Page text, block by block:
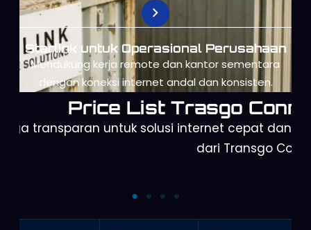
Starlink untuk Operasional Perusahaan
Mendukung kerja remote dan kantor sementara
dengan koneksi internet andal dan konsisten.
Price List Trasgo
transparan untuk solusi internet cepat dan
dari Transgo